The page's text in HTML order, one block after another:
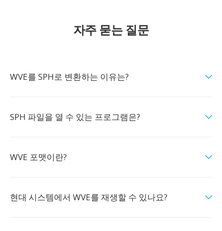
자주 묻는 질문
WVE를 SPH로 변환하는 이유는?
SPH 파일을 열 수 있는 프로그램은?
WVE 포맷이란?
현대 시스템에서 WVE를 재생할 수 있나요?